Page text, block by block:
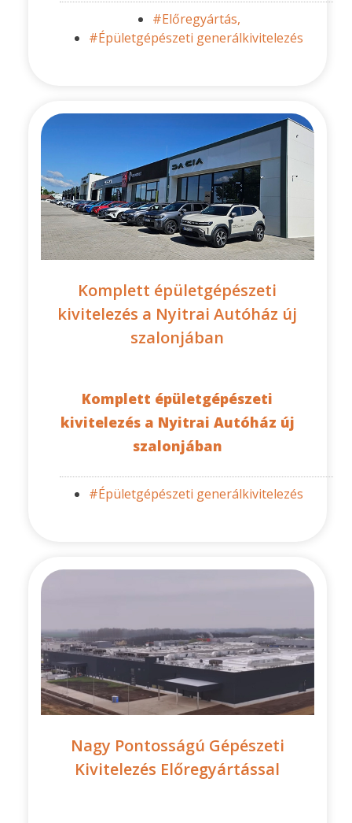
#Előregyártás,
#Épületgépészeti generálkivitelezés
Komplett épületgépészeti
kivitelezés a Nyitrai Autóház új
szalonjában
Komplett épületgépészeti
kivitelezés a Nyitrai Autóház új
szalonjában
#Épületgépészeti generálkivitelezés
Nagy Pontosságú Gépészeti
Kivitelezés Előregyártással